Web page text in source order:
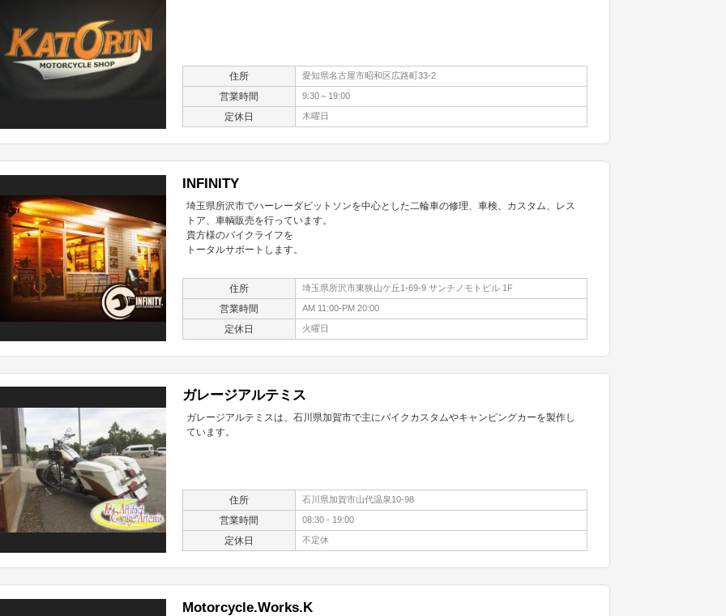
住所 愛知県名古屋市昭和区広路町33-2
営業時間 9:30～19:00
定休日 木曜日
INFINITY
埼玉県所沢市でハーレーダビットソンを中心とした二輪車の修理、車検、カスタム、レス
トア、車輌販売を行っています。
貴方様のバイクライフを
トータルサポートします。
住所 埼玉県所沢市東狭山ケ丘1-69-9 サンチノモトビル 1F
営業時間 AM 11:00-PM 20:00
定休日 火曜日
ガレージアルテミス
ガレージアルテミスは、石川県加賀市で主にバイクカスタムやキャンピングカーを製作し
ています。
住所 石川県加賀市山代温泉10-98
営業時間 08:30 - 19:00
定休日 不定休
Motorcycle.Works.K